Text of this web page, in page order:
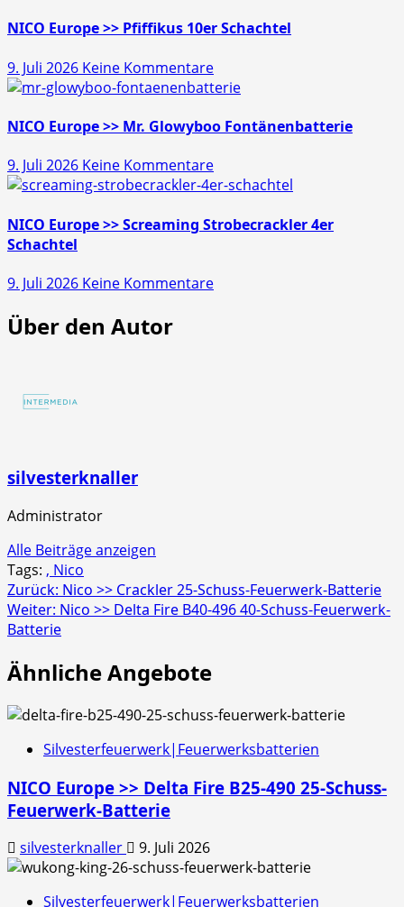
Gold
45s
NICO Europe >> Pfiffikus 10er Schachtel
9. Juli 2026 Keine Kommentarezu
NICO
>>
10er
Schachtel
NICO Europe >> Mr. Glowyboo Fontänenbatterie
9. Juli 2026 Keine Kommentarezu
NICO
>>
Fontänenbatterie
NICO Europe >> Screaming Strobecrackler 4er
Schachtel
9. Juli 2026 Keine Kommentarezu
Über den Autor
silvesterknaller
Administrator
Alle Beiträge anzeigen
Tags: , Nico
Beitragsnavigation
Zurück: Nico >> Crackler 25-Schuss-Feuerwerk-Batterie
Weiter: Nico >> Delta Fire B40-496 40-Schuss-Feuerwerk-
Batterie
Ähnliche Angebote
Silvesterfeuerwerk|Feuerwerksbatterien
NICO Europe >> Delta Fire B25-490 25-Schuss-
Feuerwerk-Batterie
silvesterknaller 9. Juli 2026
Silvesterfeuerwerk|Feuerwerksbatterien